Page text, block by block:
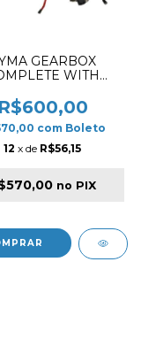
GEARBOX
WITH
SERIES
R$600,00
com Boleto
12 x de R$56,15
no PIX